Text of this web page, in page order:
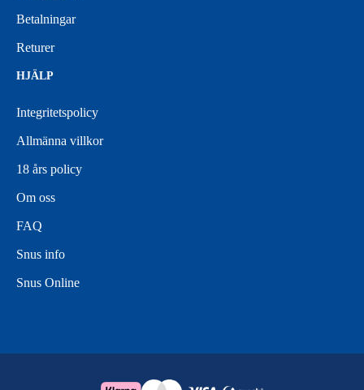
Betalningar
Returer
HJÄLP
Integritetspolicy
Allmänna villkor
18 års policy
Om oss
FAQ
Snus info
Snus Online